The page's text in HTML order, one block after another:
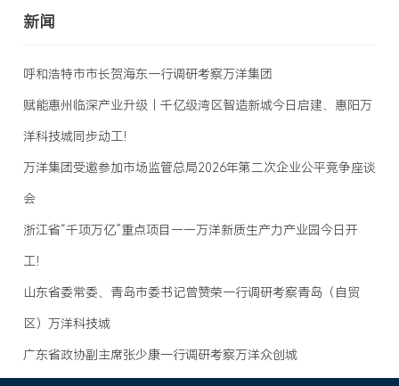
新闻
呼和浩特市市长贺海东一行调研考察万洋集团
赋能惠州临深产业升级｜千亿级湾区智造新城今日启建、惠阳万
洋科技城同步动工！
万洋集团受邀参加市场监管总局2026年第二次企业公平竞争座谈
会
浙江省“千项万亿”重点项目——万洋新质生产力产业园今日开
工！
山东省委常委、青岛市委书记曾赞荣一行调研考察青岛（自贸
区）万洋科技城
广东省政协副主席张少康一行调研考察万洋众创城